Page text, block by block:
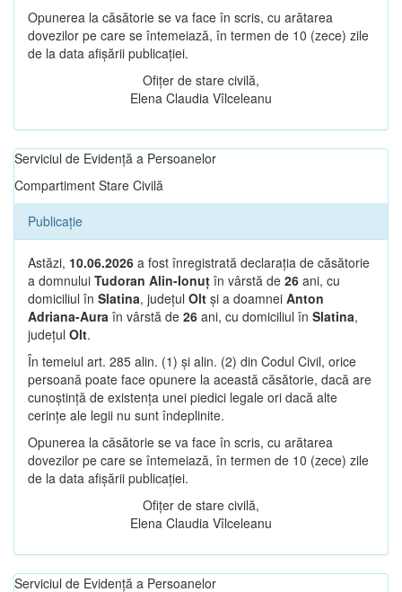
Opunerea la căsătorie se va face în scris, cu arătarea
dovezilor pe care se întemeiază, în termen de 10 (zece) zile
de la data afișării publicației.
Ofițer de stare civilă,
Elena Claudia Vîlceleanu
Serviciul de Evidență a Persoanelor
Compartiment Stare Civilă
Publicație
Astăzi, 10.06.2026 a fost înregistrată declarația de căsătorie
a domnului Tudoran Alin-Ionuț în vârstă de 26 ani, cu
domiciliul în Slatina, județul Olt și a doamnei Anton
Adriana-Aura în vârstă de 26 ani, cu domiciliul în Slatina,
județul Olt.
În temeiul art. 285 alin. (1) și alin. (2) din Codul Civil, orice
persoană poate face opunere la această căsătorie, dacă are
cunoștință de existența unei piedici legale ori dacă alte
cerințe ale legii nu sunt îndeplinite.
Opunerea la căsătorie se va face în scris, cu arătarea
dovezilor pe care se întemeiază, în termen de 10 (zece) zile
de la data afișării publicației.
Ofițer de stare civilă,
Elena Claudia Vîlceleanu
Serviciul de Evidență a Persoanelor